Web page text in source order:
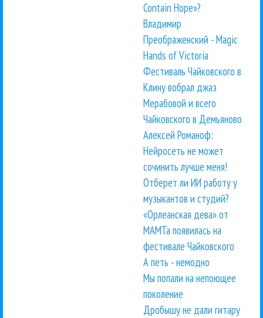
Contain Hope»?
Владимир
Преображенский - Magic
Hands of Victoria
Фестиваль Чайковского в
Клину вобрал джаз
Мерабовой и всего
Чайковского в Демьяново
Алексей Романоф:
Нейросеть не может
сочинить лучше меня!
Отберет ли ИИ работу у
музыкантов и студий?
«Орлеанская дева» от
МАМТа появилась на
фестивале Чайковского
А петь - немодно
Мы попали на непоющее
поколение
Дробышу не дали гитару